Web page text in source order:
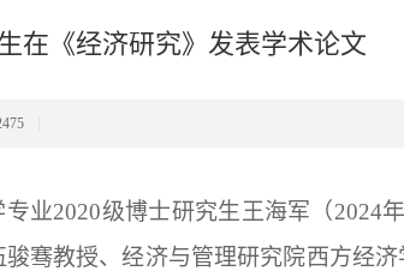
在《经济研究》发表学术论文
业2020级博士研究生王海军（2024
骞教授、经济与管理研究院西方经